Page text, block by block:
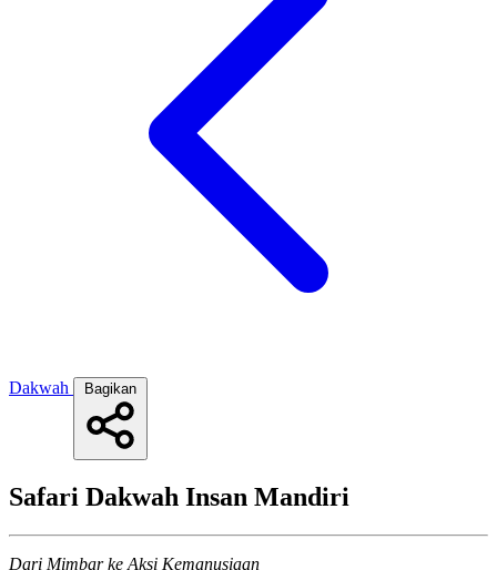
Dakwah Bagikan
Safari Dakwah Insan Mandiri
Dari Mimbar ke Aksi Kemanusiaan